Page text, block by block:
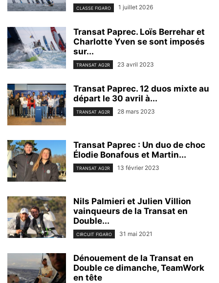
CLASSE FIGARO 1 juillet 2026
Transat Paprec. Loïs Berrehar et
Charlotte Yven se sont imposés
sur...
TRANSAT AG2R 23 avril 2023
Transat Paprec. 12 duos mixte au
départ le 30 avril à...
TRANSAT AG2R 28 mars 2023
Transat Paprec : Un duo de choc
Élodie Bonafous et Martin...
TRANSAT AG2R 13 février 2023
Nils Palmieri et Julien Villion
vainqueurs de la Transat en
Double...
CIRCUIT FIGARO 31 mai 2021
Dénouement de la Transat en
Double ce dimanche, TeamWork
en tête